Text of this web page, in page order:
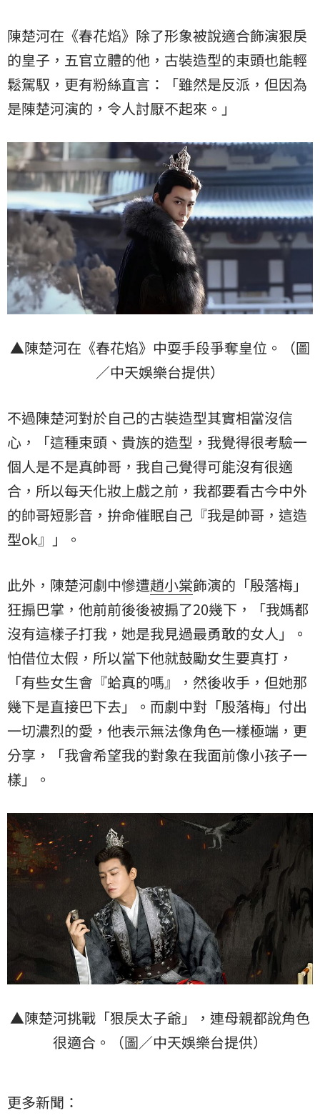
陳楚河在《春花焰》除了形象被說適合飾演狠戾
的皇子，五官立體的他，古裝造型的束頭也能輕
鬆駕馭，更有粉絲直言：「雖然是反派，但因為
是陳楚河演的，令人討厭不起來。」
▲陳楚河在《春花焰》中耍手段爭奪皇位。（圖
／中天娛樂台提供）
不過陳楚河對於自己的古裝造型其實相當沒信
心，「這種束頭、貴族的造型，我覺得很考驗一
個人是不是真帥哥，我自己覺得可能沒有很適
合，所以每天化妝上戲之前，我都要看古今中外
的帥哥短影音，拚命催眠自己『我是帥哥，這造
型ok』」。
此外，陳楚河劇中慘遭趙小棠飾演的「殷落梅」
狂搧巴掌，他前前後後被搧了20幾下，「我媽都
沒有這樣子打我，她是我見過最勇敢的女人」。
怕借位太假，所以當下他就鼓勵女生要真打，
「有些女生會『蛤真的嗎』，然後收手，但她那
幾下是直接巴下去」。而劇中對「殷落梅」付出
一切濃烈的愛，他表示無法像角色一樣極端，更
分享，「我會希望我的對象在我面前像小孩子一
樣」。
▲陳楚河挑戰「狠戾太子爺」，連母親都說角色
很適合。（圖／中天娛樂台提供）
更多新聞：